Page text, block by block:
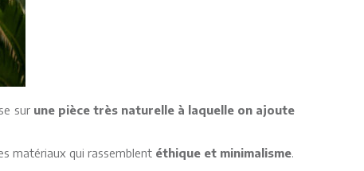
sur une pièce très naturelle à laquelle on ajoute
matériaux qui rassemblent éthique et minimalisme.